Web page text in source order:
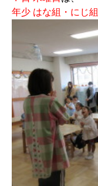
年少 はな組・にじ組